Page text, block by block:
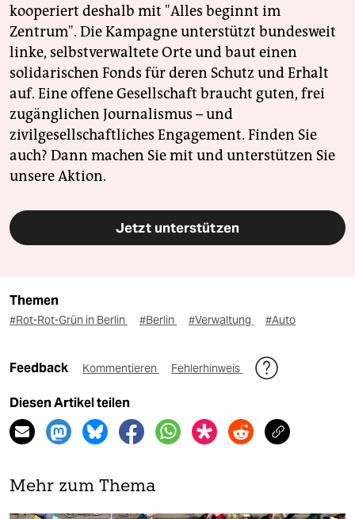
kooperiert deshalb mit "Alles beginnt im
Zentrum". Die Kampagne unterstützt bundesweit
linke, selbstverwaltete Orte und baut einen
solidarischen Fonds für deren Schutz und Erhalt
auf. Eine offene Gesellschaft braucht guten, frei
zugänglichen Journalismus – und
zivilgesellschaftliches Engagement. Finden Sie
auch? Dann machen Sie mit und unterstützen Sie
unsere Aktion.
Jetzt unterstützen
Themen
#Rot-Rot-Grün in Berlin #Berlin #Verwaltung #Auto
Feedback Kommentieren Fehlerhinweis
Diesen Artikel teilen
Mehr zum Thema